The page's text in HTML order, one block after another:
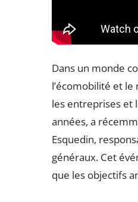
Dans un monde
l’écomobilité et le
les entreprises et
années, a
Esquedin,
généraux. Cet
que les objectifs